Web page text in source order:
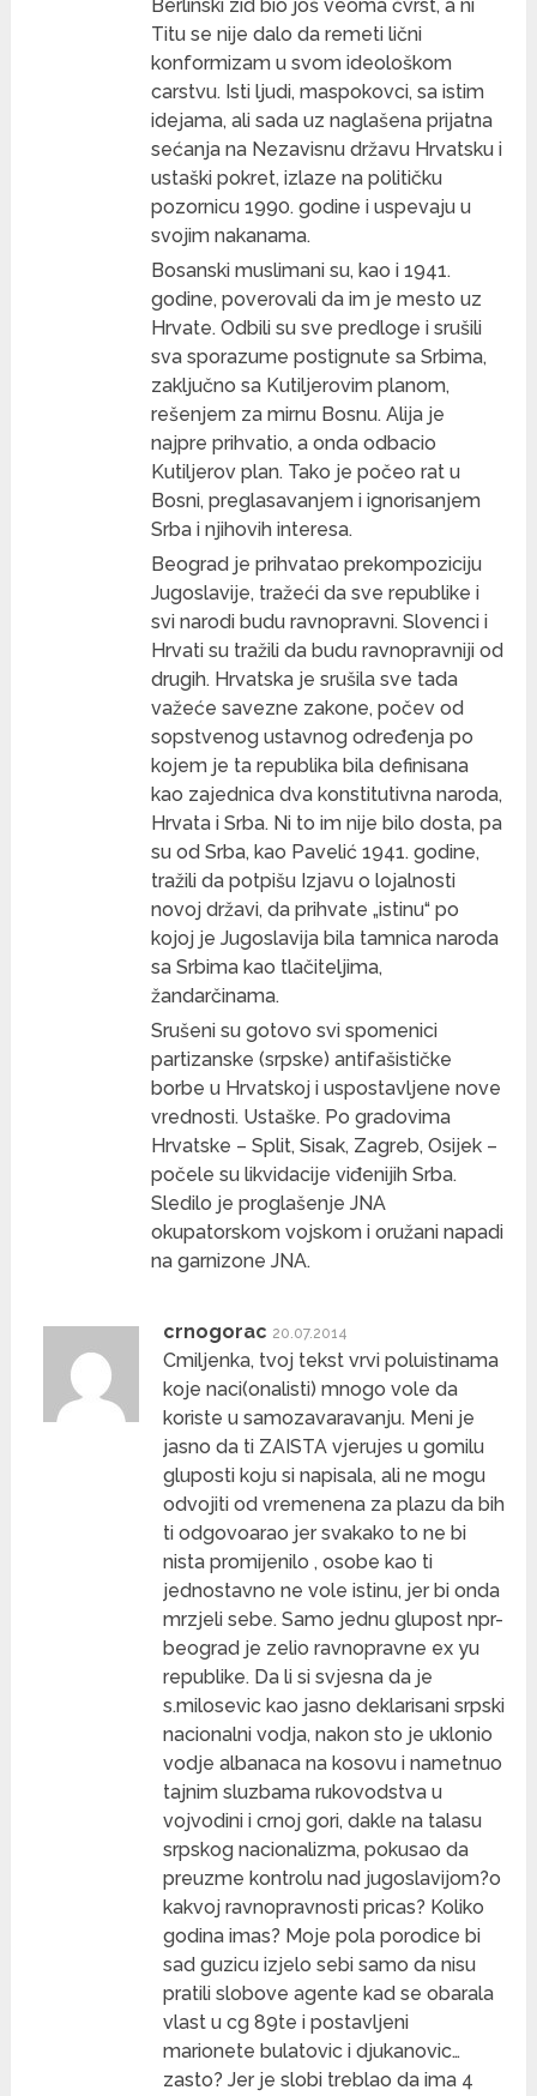
Berlinski zid bio još veoma čvrst, a ni
Titu se nije dalo da remeti lični
konformizam u svom ideološkom
carstvu. Isti ljudi, maspokovci, sa istim
idejama, ali sada uz naglašena prijatna
sećanja na Nezavisnu državu Hrvatsku i
ustaški pokret, izlaze na političku
pozornicu 1990. godine i uspevaju u
svojim nakanama.
Bosanski muslimani su, kao i 1941.
godine, poverovali da im je mesto uz
Hrvate. Odbili su sve predloge i srušili
sva sporazume postignute sa Srbima,
zaključno sa Kutiljerovim planom,
rešenjem za mirnu Bosnu. Alija je
najpre prihvatio, a onda odbacio
Kutiljerov plan. Tako je počeo rat u
Bosni, preglasavanjem i ignorisanjem
Srba i njihovih interesa.
Beograd je prihvatao prekompoziciju
Jugoslavije, tražeći da sve republike i
svi narodi budu ravnopravni. Slovenci i
Hrvati su tražili da budu ravnopravniji od
drugih. Hrvatska je srušila sve tada
važeće savezne zakone, počev od
sopstvenog ustavnog određenja po
kojem je ta republika bila definisana
kao zajednica dva konstitutivna naroda,
Hrvata i Srba. Ni to im nije bilo dosta, pa
su od Srba, kao Pavelić 1941. godine,
tražili da potpišu Izjavu o lojalnosti
novoj državi, da prihvate „istinu“ po
kojoj je Jugoslavija bila tamnica naroda
sa Srbima kao tlačiteljima,
žandarčinama.
Srušeni su gotovo svi spomenici
partizanske (srpske) antifašističke
borbe u Hrvatskoj i uspostavljene nove
vrednosti. Ustaške. Po gradovima
Hrvatske – Split, Sisak, Zagreb, Osijek –
počele su likvidacije viđenijih Srba.
Sledilo je proglašenje JNA
okupatorskom vojskom i oružani napadi
na garnizone JNA.
crnogorac 20.07.2014
Cmiljenka, tvoj tekst vrvi poluistinama
koje naci(onalisti) mnogo vole da
koriste u samozavaravanju. Meni je
jasno da ti ZAISTA vjerujes u gomilu
gluposti koju si napisala, ali ne mogu
odvojiti od vremenena za plazu da bih
ti odgovoarao jer svakako to ne bi
nista promijenilo , osobe kao ti
jednostavno ne vole istinu, jer bi onda
mrzjeli sebe. Samo jednu glupost npr-
beograd je zelio ravnopravne ex yu
republike. Da li si svjesna da je
s.milosevic kao jasno deklarisani srpski
nacionalni vodja, nakon sto je uklonio
vodje albanaca na kosovu i nametnuo
tajnim sluzbama rukovodstva u
vojvodini i crnoj gori, dakle na talasu
srpskog nacionalizma, pokusao da
preuzme kontrolu nad jugoslavijom?o
kakvoj ravnopravnosti pricas? Koliko
godina imas? Moje pola porodice bi
sad guzicu izjelo sebi samo da nisu
pratili slobove agente kad se obarala
vlast u cg 89te i postavljeni
marionete bulatovic i djukanovic…
zasto? Jer je slobi treblao da ima 4